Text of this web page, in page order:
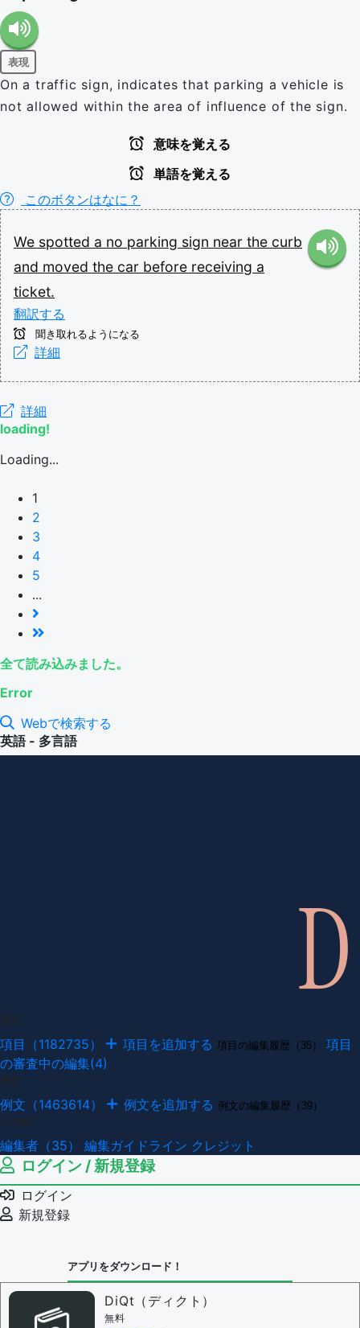
表現
On a traffic sign, indicates that parking a vehicle is
not allowed within the area of influence of the sign.
意味を覚える
単語を覚える
このボタンはなに？
We spotted a no parking sign near the curb
and moved the car before receiving a
ticket.
翻訳する
聞き取れるようになる
詳細
詳細
loading!
Loading...
1
2
3
4
5
...
全て読み込みました。
Error
Webで検索する
英語 - 多言語
項目（1182735） 項目を追加する 項目の編集履歴（35）
項目
の審査中の編集(4)
例文（1463614） 例文を追加する 例文の編集履歴（39）
編集者（35） 編集ガイドライン クレジット
ログイン / 新規登録
ログイン
新規登録
アプリをダウンロード！
DiQt（ディクト）
無料